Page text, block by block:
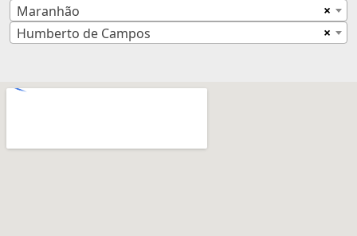
×
Maranhão
×
Humberto de Campos